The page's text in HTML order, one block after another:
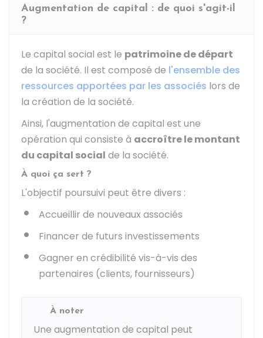
Augmentation de capital : de quoi s'agit-il
?
Le capital social est le patrimoine de départ
de la société. Il est composé de l'ensemble des
ressources apportées par les associés lors de
la création de la société.
Ainsi, l'augmentation de capital est une
opération qui consiste à accroître le montant
du capital social de la société.
À quoi ça sert ?
L'objectif poursuivi peut être divers :
Accueillir de nouveaux associés
Financer de futurs investissements
Gagner en crédibilité vis-à-vis des
partenaires (clients, fournisseurs)
À noter
Une augmentation de capital peut